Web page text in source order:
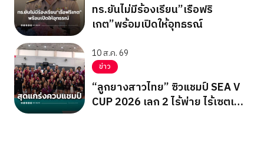
ทร.ยันไม่มีร้องเรียน”เรือฟริ
เกต”พร้อมเปิดให้อุทธรณ์
10 ส.ค. 69
ข่าว
“ลูกยางสาวไทย” ซิวแชมป์ SEA V
CUP 2026 เลก 2 ไร้พ่าย ไร้เซตเสีย